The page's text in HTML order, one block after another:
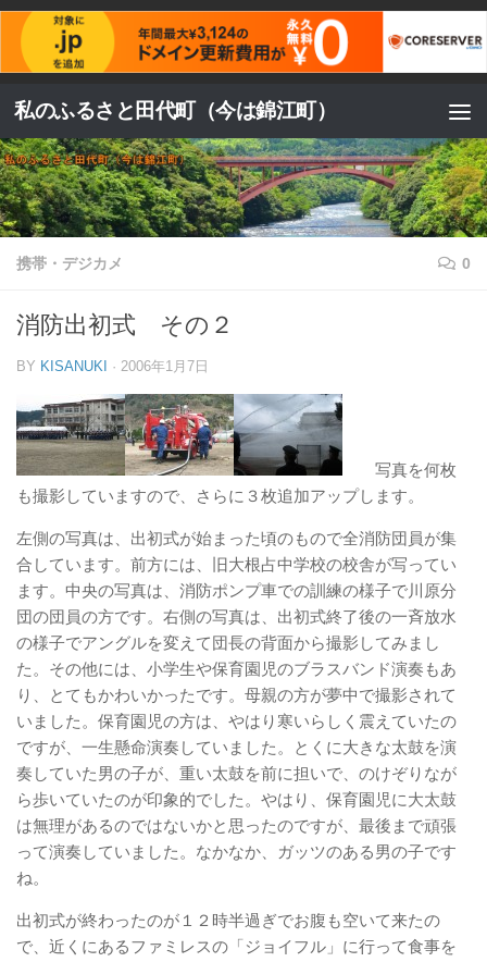
コンテンツへスキップ
私のふるさと田代町（今は錦江町）
携帯・デジカメ 0
消防出初式 その２
BY KISANUKI · 2006年1月7日
写真を何枚
も撮影していますので、さらに３枚追加アップします。
左側の写真は、出初式が始まった頃のもので全消防団員が集
合しています。前方には、旧大根占中学校の校舎が写ってい
ます。中央の写真は、消防ポンプ車での訓練の様子で川原分
団の団員の方です。右側の写真は、出初式終了後の一斉放水
の様子でアングルを変えて団長の背面から撮影してみまし
た。その他には、小学生や保育園児のブラスバンド演奏もあ
り、とてもかわいかったです。母親の方が夢中で撮影されて
いました。保育園児の方は、やはり寒いらしく震えていたの
ですが、一生懸命演奏していました。とくに大きな太鼓を演
奏していた男の子が、重い太鼓を前に担いで、のけぞりなが
ら歩いていたのが印象的でした。やはり、保育園児に大太鼓
は無理があるのではないかと思ったのですが、最後まで頑張
って演奏していました。なかなか、ガッツのある男の子です
ね。
出初式が終わったのが１２時半過ぎでお腹も空いて来たの
で、近くにあるファミレスの「ジョイフル」に行って食事を